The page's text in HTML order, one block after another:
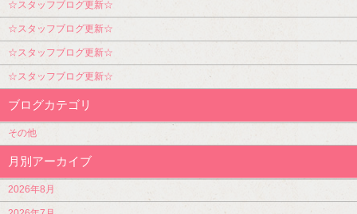
☆スタッフブログ更新☆
☆スタッフブログ更新☆
☆スタッフブログ更新☆
☆スタッフブログ更新☆
ブログカテゴリ
その他
月別アーカイブ
2026年8月